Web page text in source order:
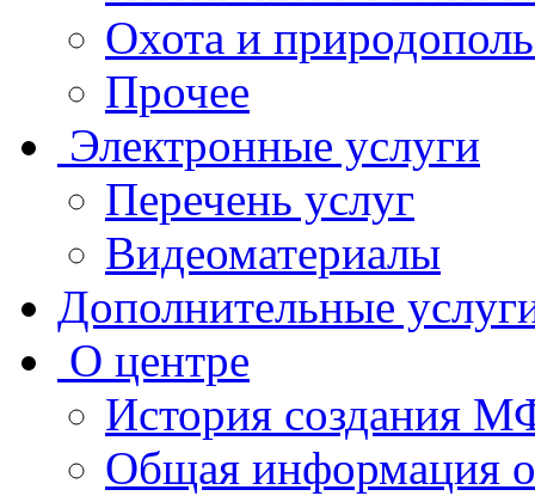
Охота и
Прочее
Электронные услуги
Перечень услуг
Видеоматериалы
Дополнительные
О центре
История создания
Общая